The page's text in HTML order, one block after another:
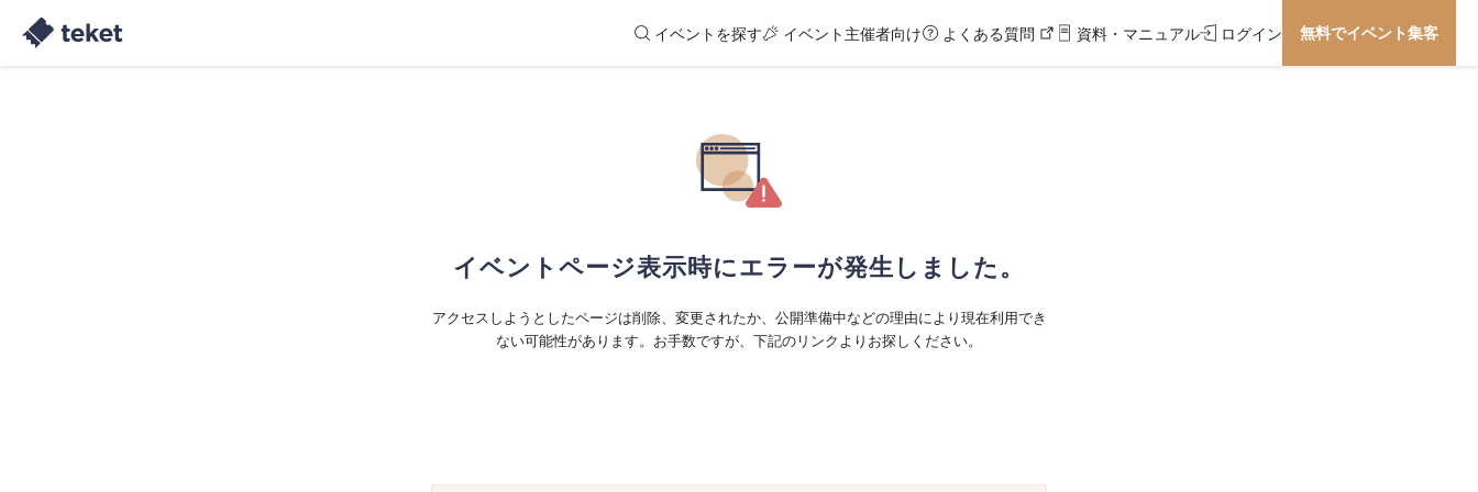
イベントを探す イベント主催者向け よくある質問 資料・マニュアル ログイン 無料でイベント集客
イベントページ表示時にエラーが発生しました。
アクセスしようとしたページは削除、変更されたか、公開準備中などの理由により現在利用でき
ない可能性があります。お手数ですが、下記のリンクよりお探しください。